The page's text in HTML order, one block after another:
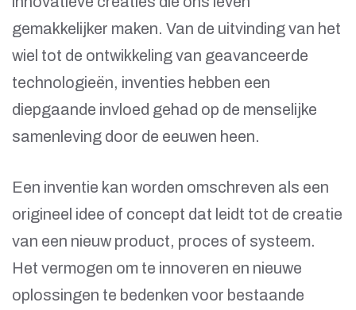
gemakkelijker maken. Van de uitvinding van het
wiel tot de ontwikkeling van geavanceerde
technologieën, inventies hebben een
diepgaande invloed gehad op de menselijke
samenleving door de eeuwen heen.
Een inventie kan worden omschreven als een
origineel idee of concept dat leidt tot de creatie
van een nieuw product, proces of systeem.
Het vermogen om te innoveren en nieuwe
oplossingen te bedenken voor bestaande